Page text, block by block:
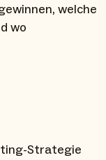
welche
wo
Strategie